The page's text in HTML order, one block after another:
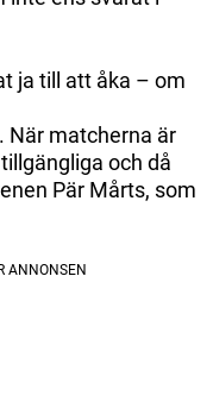
ja till att åka – om
När matcherna är
och då
Pär Mårts, som